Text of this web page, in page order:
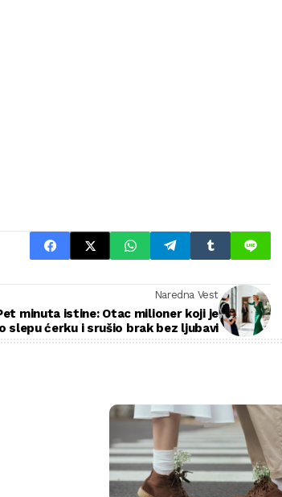
Naredna Vest
minuta istine: Otac milioner koji je
slepu ćerku i srušio brak bez ljubavi